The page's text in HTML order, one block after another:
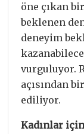
öne çıkan
beklenen
deneyim
vurguluyor.
açısından
ediliyor.
Kadınlar